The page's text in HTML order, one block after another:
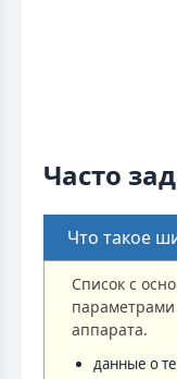
Часто
Что такое
Список с
аппарата.
данные о